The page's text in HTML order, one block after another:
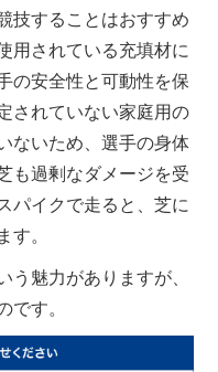
技することはおすすめ
用されている充填材に
の安全性と可動性を保
されていない家庭用の
ないため、選手の身体
も過剰なダメージを受
パイクで走ると、芝に
す。
う魅力がありますが、
です。